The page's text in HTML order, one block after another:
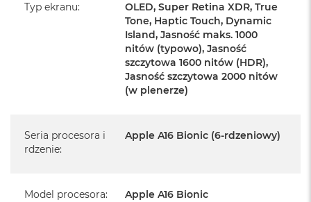
iPhone jest nowy
pochodzi od polskiego, oficjalnego dystrybutora Apple.
Posiada pełną, 12 miesięczną gwarancję
serwisowym Apple na terenie całego świata.
Posiada system operacyjny iOS w języku polskim
Typ ekranu:
OLED, Super Retina XDR, True
Tone, Haptic Touch, Dynamic
Island, Jasność maks. 1000
nitów (typowo), Jasność
szczytowa 1600 nitów (HDR),
Jasność szczytowa 2000 nitów
(w plenerze)
Seria procesora i
rdzenie:
Apple A16 Bionic (6-rdzeniowy)
Model procesora: Apple A16 Bionic